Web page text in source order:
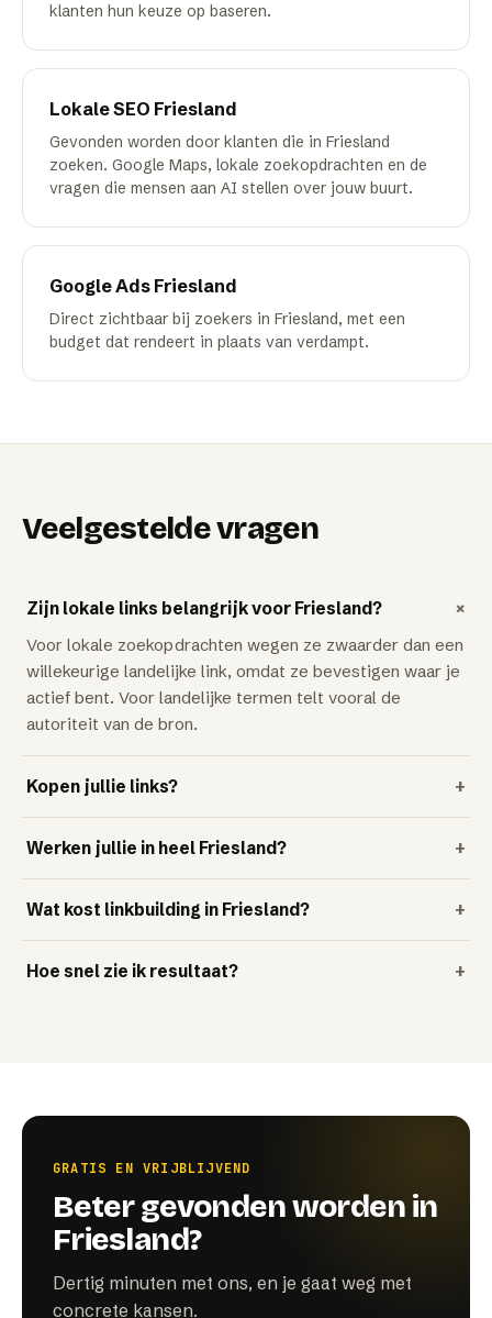
klanten hun keuze op baseren.
Lokale SEO Friesland
Gevonden worden door klanten die in Friesland
zoeken. Google Maps, lokale zoekopdrachten en de
vragen die mensen aan AI stellen over jouw buurt.
Google Ads Friesland
Direct zichtbaar bij zoekers in Friesland, met een
budget dat rendeert in plaats van verdampt.
Veelgestelde vragen
Zijn lokale links belangrijk voor Friesland? +
Voor lokale zoekopdrachten wegen ze zwaarder dan een
willekeurige landelijke link, omdat ze bevestigen waar je
actief bent. Voor landelijke termen telt vooral de
autoriteit van de bron.
Kopen jullie links? +
Werken jullie in heel Friesland? +
Wat kost linkbuilding in Friesland? +
Hoe snel zie ik resultaat? +
GRATIS EN VRIJBLIJVEND
Beter gevonden worden in
Friesland?
Dertig minuten met ons, en je gaat weg met
concrete kansen.